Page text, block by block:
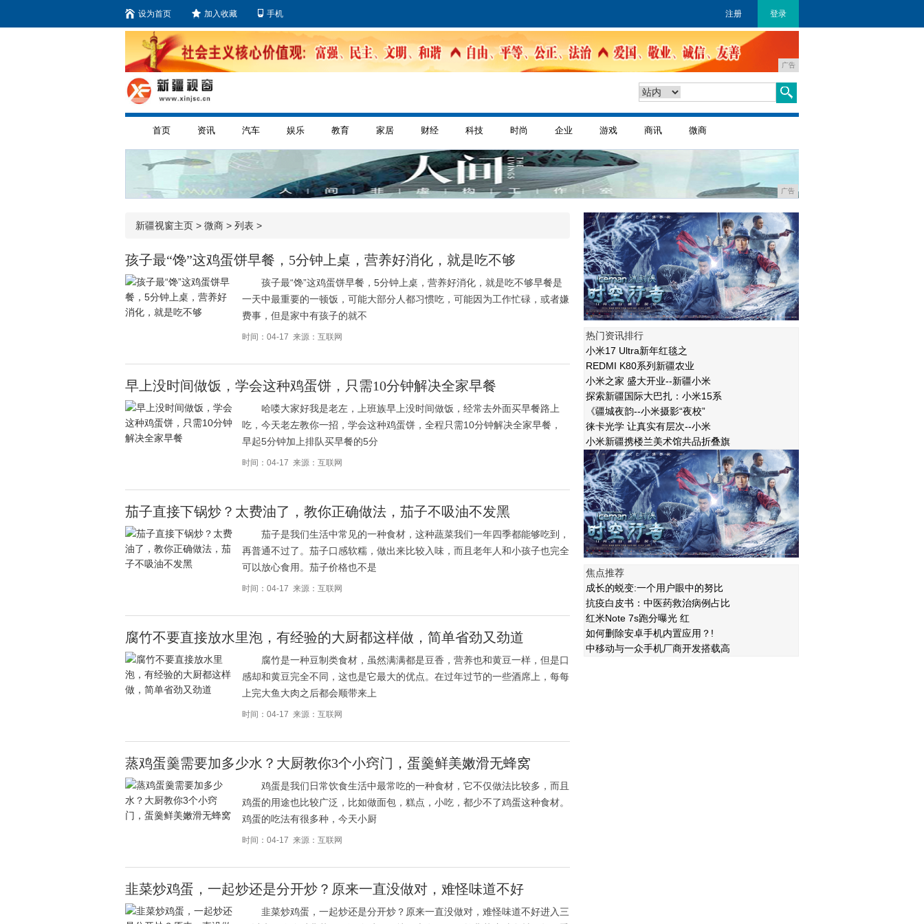
设为首页 加入收藏 手机 注册 登录
广告
首页 资讯 汽车 娱乐 教育 家居 财经 科技 时尚 企业 游戏 商讯 微商
广告
新疆视窗主页 > 微商 > 列表 >
孩子最“馋”这鸡蛋饼早餐，5分钟上桌，营养好消化，就是吃不够
孩子最“馋”这鸡蛋饼早餐，5分钟上桌，营养好消化，就是吃不够早餐是
一天中最重要的一顿饭，可能大部分人都习惯吃，可能因为工作忙碌，或者嫌
费事，但是家中有孩子的就不
时间：04-17 来源：互联网
早上没时间做饭，学会这种鸡蛋饼，只需10分钟解决全家早餐
哈喽大家好我是老左，上班族早上没时间做饭，经常去外面买早餐路上
吃，今天老左教你一招，学会这种鸡蛋饼，全程只需10分钟解决全家早餐，
早起5分钟加上排队买早餐的5分
时间：04-17 来源：互联网
茄子直接下锅炒？太费油了，教你正确做法，茄子不吸油不发黑
茄子是我们生活中常见的一种食材，这种蔬菜我们一年四季都能够吃到，
再普通不过了。茄子口感软糯，做出来比较入味，而且老年人和小孩子也完全
可以放心食用。茄子价格也不是
时间：04-17 来源：互联网
腐竹不要直接放水里泡，有经验的大厨都这样做，简单省劲又劲道
腐竹是一种豆制类食材，虽然满满都是豆香，营养也和黄豆一样，但是口
感却和黄豆完全不同，这也是它最大的优点。在过年过节的一些酒席上，每每
上完大鱼大肉之后都会顺带来上
时间：04-17 来源：互联网
蒸鸡蛋羹需要加多少水？大厨教你3个小窍门，蛋羹鲜美嫩滑无蜂窝
鸡蛋是我们日常饮食生活中最常吃的一种食材，它不仅做法比较多，而且
鸡蛋的用途也比较广泛，比如做面包，糕点，小吃，都少不了鸡蛋这种食材。
鸡蛋的吃法有很多种，今天小厨
时间：04-17 来源：互联网
韭菜炒鸡蛋，一起炒还是分开炒？原来一直没做对，难怪味道不好
韭菜炒鸡蛋，一起炒还是分开炒？原来一直没做对，难怪味道不好进入三
热门资讯排行
小米17 Ultra新年红毯之
REDMI K80系列新疆农业
小米之家 盛大开业--新疆小米
探索新疆国际大巴扎：小米15系
《疆城夜韵--小米摄影“夜校”
徕卡光学 让真实有层次--小米
小米新疆携楼兰美术馆共品折叠旗
焦点推荐
成长的蜕变:一个用户眼中的努比
抗疫白皮书：中医药救治病例占比
红米Note 7s跑分曝光 红
如何删除安卓手机内置应用？!
中移动与一众手机厂商开发搭载高